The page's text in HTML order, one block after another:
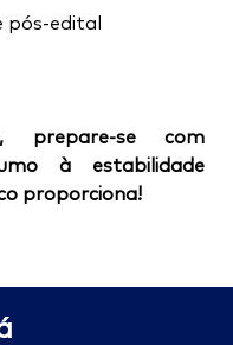
pós-edital
prepare-se com
à estabilidade
proporciona!